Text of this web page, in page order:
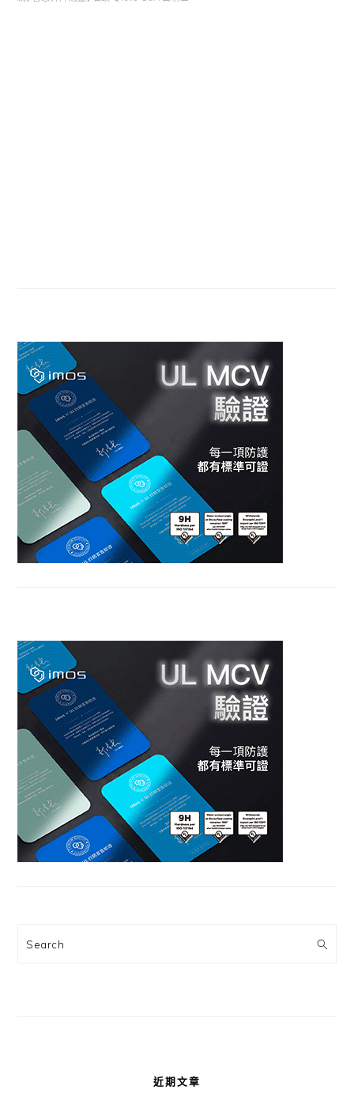
Search
近期文章